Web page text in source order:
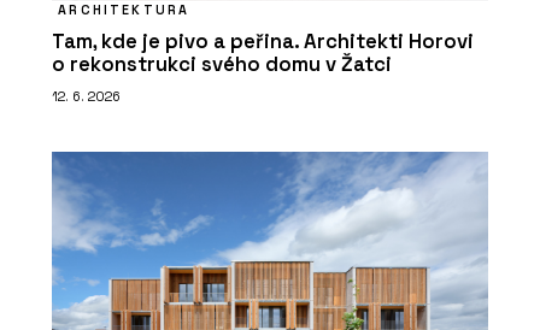
ARCHITEKTURA
Tam, kde je pivo a peřina. Architekti Horovi
o rekonstrukci svého domu v Žatci
12. 6. 2026